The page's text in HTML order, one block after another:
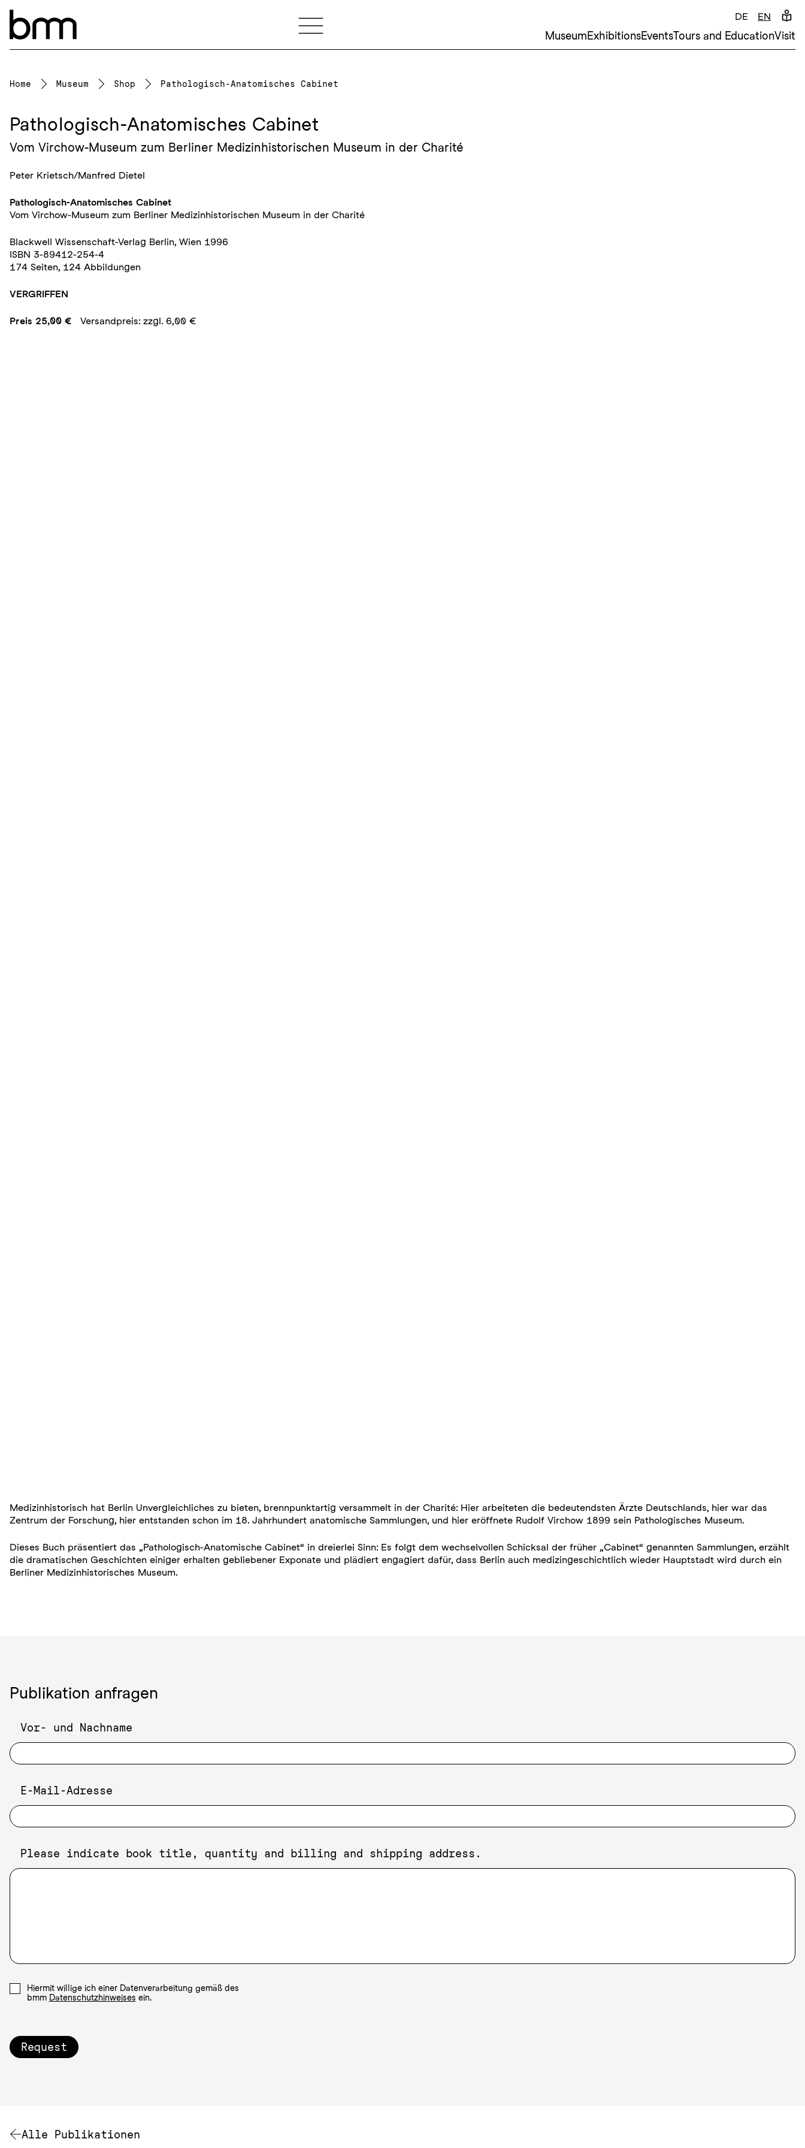
MuseumExhibitionsEventsTours and EducationVisit
DE EN
Home Museum Shop Pathologisch-Anatomisches Cabinet
Pathologisch-Anatomisches Cabinet
Vom Virchow-Museum zum Berliner Medizinhistorischen Museum in der Charité
Peter Krietsch/Manfred Dietel
Pathologisch-Anatomisches Cabinet
Vom Virchow-Museum zum Berliner Medizinhistorischen Museum in der Charité
Blackwell Wissenschaft-Verlag Berlin, Wien 1996
ISBN 3-89412-254-4
174 Seiten, 124 Abbildungen
VERGRIFFEN
Preis 25,00 € Versandpreis: zzgl. 6,00 €
Medizinhistorisch hat Berlin Unvergleichliches zu bieten, brennpunktartig versammelt in der Charité: Hier arbeiteten die bedeutendsten Ärzte Deutschlands, hier war das
Zentrum der Forschung, hier entstanden schon im 18. Jahrhundert anatomische Sammlungen, und hier eröffnete Rudolf Virchow 1899 sein Pathologisches Museum.
Dieses Buch präsentiert das „Pathologisch-Anatomische Cabinet“ in dreierlei Sinn: Es folgt dem wechselvollen Schicksal der früher „Cabinet“ genannten Sammlungen, erzählt
die dramatischen Geschichten einiger erhalten gebliebener Exponate und plädiert engagiert dafür, dass Berlin auch medizingeschichtlich wieder Hauptstadt wird durch ein
Berliner Medizinhistorisches Museum.
Publikation anfragen
Vor- und Nachname
E-Mail-Adresse
Please indicate book title, quantity and billing and shipping address.
Hiermit willige ich einer Datenverarbeitung gemäß des
bmm Datenschutzhinweises ein.
Request
Alle Publikationen